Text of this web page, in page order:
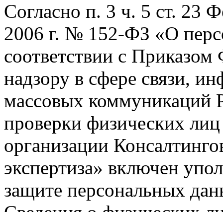
Согласно п. 3 ч. 5 ст. 23
2006 г. № 152-ФЗ «О
соответствии с
надзору в сфере связи,
массовых коммуникаций
проверки физических
организации
экспертиза» включен
защите персональных